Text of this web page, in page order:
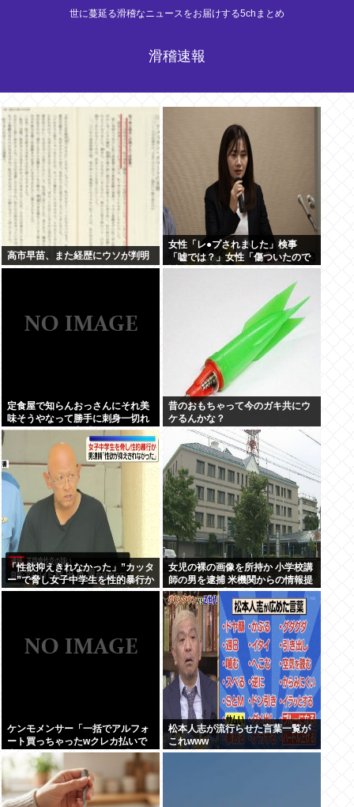
世に蔓延る滑稽なニュースをお届けする5chまとめ
滑稽速報
高市早苗、また経歴にウソが判明
女性「レ●プされました」検事
「嘘では？」女性「傷ついたので
訴えます」
定食屋で知らんおっさんにそれ美
味そうやなって勝手に刺身一切れ
食われたから警察呼んだ
昔のおもちゃって今のガキ共にウ
ケるんかな？
「性欲抑えきれなかった」”カッタ
ー”で脅し女子中学生を性的暴行か
自称アルバイトの56歳男を逮捕
女児の裸の画像を所持か 小学校講
師の男を逮捕 米機関からの情報提
供で発覚 三重・津市
ケンモメンサー「一括でアルフォ
ート買っちゃったwクレカ払いで
来月の俺ごめんねー」銀行「デビ
ットカードなんで即時引き落とし
です」
松本人志が流行らせた言葉一覧が
これwww